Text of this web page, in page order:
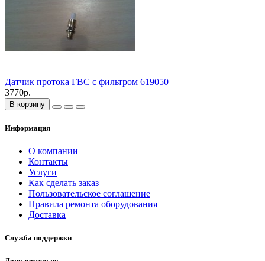
Датчик протока ГВС с фильтром 619050
3770р.
В корзину
Информация
О компании
Контакты
Услуги
Как сделать заказ
Пользовательское соглашение
Правила ремонта оборудования
Доставка
Служба поддержки